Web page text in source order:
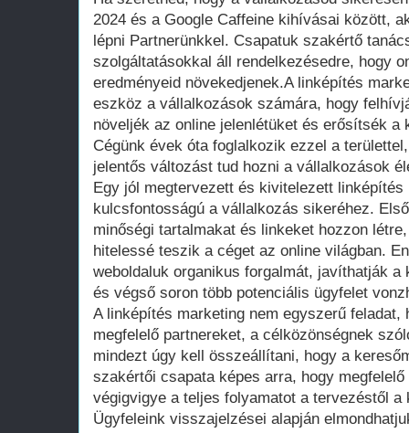
2024 és a Google Caffeine kihívásai között,
lépni Partnerünkkel. Csapatuk szakértő
szolgáltatásokkal áll rendelkezésedre, hogy
eredményeid növekedjenek.A linképítés
eszköz a vállalkozások számára, hogy
növeljék az online jelenlétüket és erősítsék a
Cégünk évek óta foglalkozik ezzel a
jelentős változást tud hozni a vállalkozások
Egy jól megtervezett és kivitelezett linképítés
kulcsfontosságú a vállalkozás sikeréhez.
minőségi tartalmakat és linkeket hozzon
hitelessé teszik a céget az online világban.
weboldaluk organikus forgalmát, javíthatják
és végső soron több potenciális ügyfelet
A linképítés marketing nem egyszerű feladat,
megfelelő partnereket, a célközönségnek
mindezt úgy kell összeállítani, hogy a
szakértői csapata képes arra, hogy
végigvigye a teljes folyamatot a tervezéstől a
Ügyfeleink visszajelzései alapján